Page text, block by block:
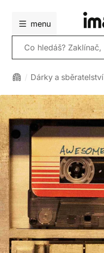
menu
Vyhledávání
Dárky a sběratelství